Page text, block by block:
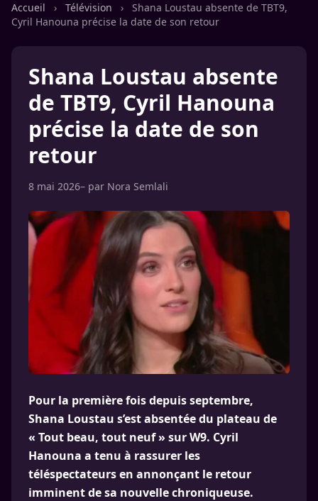
Accueil › Télévision ›
Shana Loustau absente de TBT9,
Cyril Hanouna précise la date de son retour
Shana Loustau absente
de TBT9, Cyril Hanouna
précise la date de son
retour
8 mai 2026– par Nora Semlali
Pour la première fois depuis septembre,
Shana Loustau s’est absentée du plateau de
« Tout beau, tout neuf » sur W9. Cyril
Hanouna a tenu à rassurer les
téléspectateurs en annonçant le retour
imminent de sa nouvelle chroniqueuse.